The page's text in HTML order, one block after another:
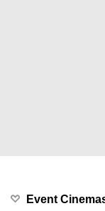
Event